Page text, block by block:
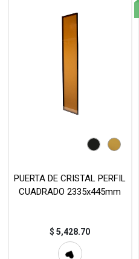
PUERTA DE CRISTAL PERFIL
CUADRADO 2335x445mm
$5,428.70